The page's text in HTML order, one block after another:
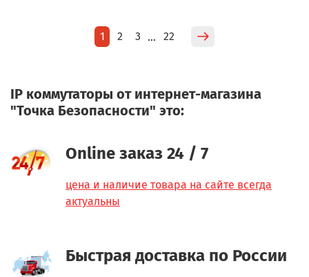
1 2 3 … 22
IP коммутаторы от интернет-магазина
"Точка Безопасности" это:
Online заказ 24 / 7
цена и наличие товара на сайте всегда
актуальны
Быстрая доставка по России